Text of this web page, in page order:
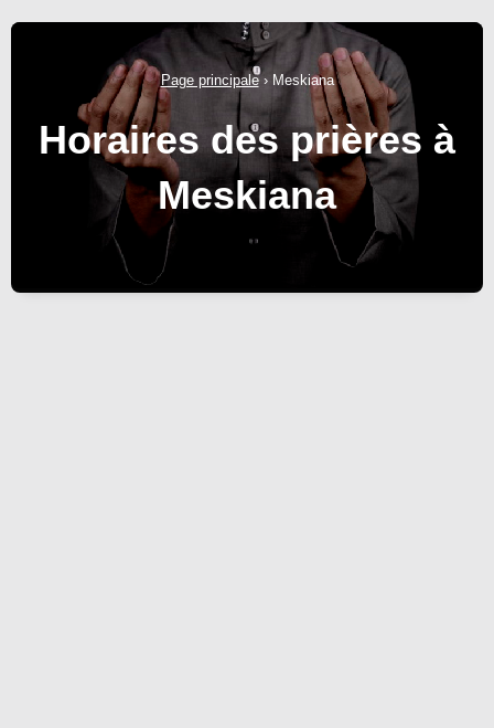
Page principale› Meskiana
Horaires des prières à
Meskiana